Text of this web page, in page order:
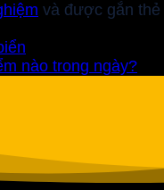
và được gắn thẻ
nào trong ngày?